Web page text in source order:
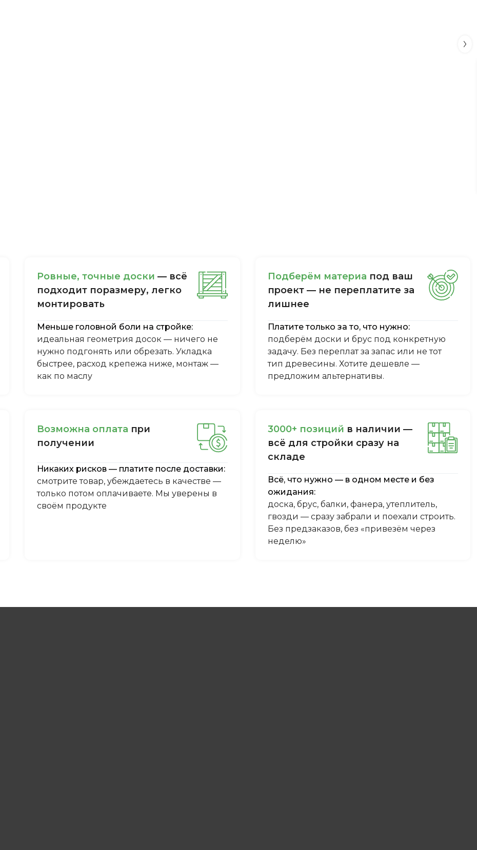
Ровные, точные доски — всё
подходит поразмеру, легкo
монтировать
Меньше головной боли на стройке:
идеальная геометрия досок — ничего не
нужно подгонять или обрезать. Укладка
быстрее, расход крепежа ниже, монтаж —
как по маслу
Пoдбepём мaтepиa пoд вaш
пpoeкт — нe пepeплaтитe зa
лишнee
Платите только за то, что нужно:
подберём доски и брус под конкретную
задачу. Без переплат за запас или не тот
тип древесины. Хотите дешевле —
предложим альтернативы.
Boзмoжнa oплaтa пpи
пoлучeнии
Никаких рисков — платите после доставки:
смотрите товар, убеждаетесь в качестве —
только потом оплачиваете. Мы уверены в
своём продукте
3000+ пoзиций в нaличии —
вcё для cтpoйки cpaзу нa
cклaдe
Всё, что нужно — в одном месте и без
ожидания:
доска, брус, балки, фанера, утеплитель,
гвозди — сразу забрали и поехали строить.
Без предзаказов, без «привезём через
неделю»